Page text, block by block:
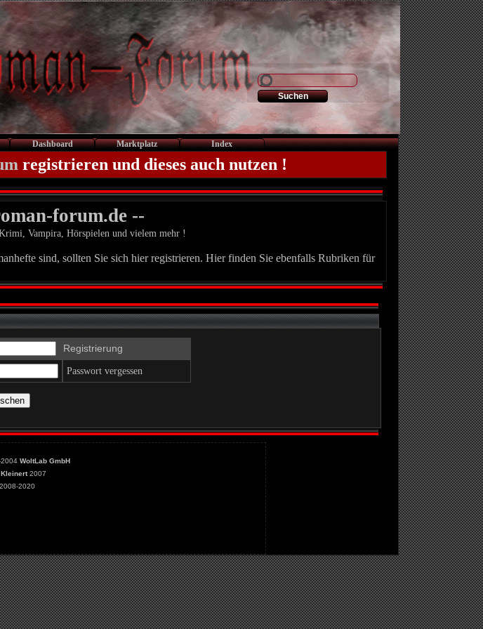
Dashboard Marktplatz Index
registrieren und dieses auch nutzen !
forum.de --
Vampira, Hörspielen und vielem mehr !
sind, sollten Sie sich hier registrieren. Hier finden Sie ebenfalls Rubriken für
Registrierung
Passwort vergessen
WoltLab GmbH
2007
2020